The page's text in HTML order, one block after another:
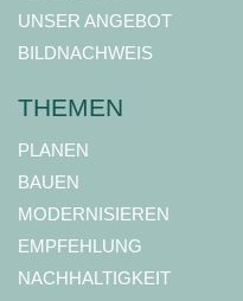
UNSER ANGEBOT
BILDNACHWEIS
THEMEN
PLANEN
BAUEN
MODERNISIEREN
EMPFEHLUNG
NACHHALTIGKEIT